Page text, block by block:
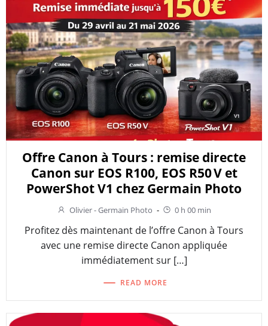
Offre Canon à Tours : remise directe
Canon sur EOS R100, EOS R50 V et
PowerShot V1 chez Germain Photo
Olivier - Germain Photo - 0 h 00 min
Profitez dès maintenant de l’offre Canon à Tours
avec une remise directe Canon appliquée
immédiatement sur […]
READ MORE